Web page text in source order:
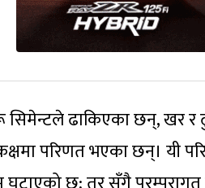
सिमेन्टले ढाकिएका छन्, खर
परिणत भएका छन्। यी